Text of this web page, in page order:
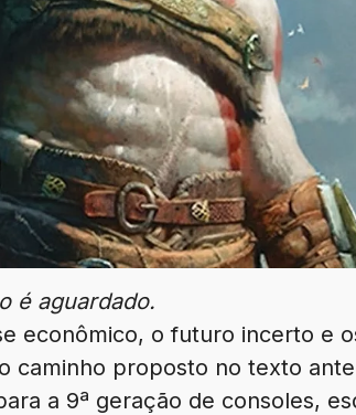
é aguardado.
econômico, o futuro incerto e
caminho proposto no texto
a 9ª geração de consoles,